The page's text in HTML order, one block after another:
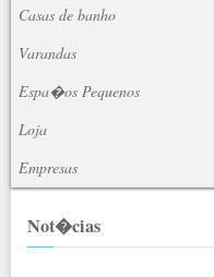
Casas de banho
Varandas
Espa�os Pequenos
Loja
Empresas
Not�cias